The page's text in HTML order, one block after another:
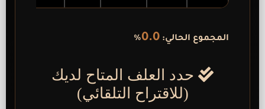
المجموع الحالي: 0.0
%
حدد العلف المتاح لديك
(للاقتراح التلقائي)